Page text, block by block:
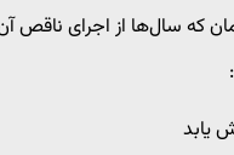
از اجرای ناقص آن گلایه می‌شد، در
یابد